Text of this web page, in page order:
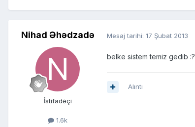
Nihad Əhədzadə
İstifadəçi
1.6k
Mesaj tarihi: 17 Şubat 2013
belke sistem temiz gedib :?
Alıntı